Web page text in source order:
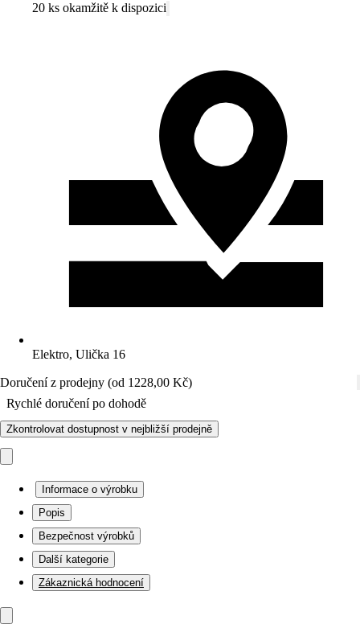
20 ks okamžitě k dispozici
Elektro, Ulička 16
Doručení z prodejny (od 1228,00 Kč)
Rychlé doručení po dohodě
Zkontrolovat dostupnost v nejbližší prodejně
Informace o výrobku
Popis
Bezpečnost výrobků
Další kategorie
Zákaznická hodnocení